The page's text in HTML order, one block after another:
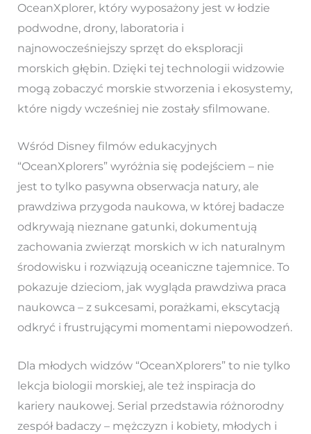
OceanXplorer, który wyposażony jest w łodzie
podwodne, drony, laboratoria i
najnowocześniejszy sprzęt do eksploracji
morskich głębin. Dzięki tej technologii widzowie
mogą zobaczyć morskie stworzenia i ekosystemy,
które nigdy wcześniej nie zostały sfilmowane.
Wśród Disney filmów edukacyjnych
“OceanXplorers” wyróżnia się podejściem – nie
jest to tylko pasywna obserwacja natury, ale
prawdziwa przygoda naukowa, w której badacze
odkrywają nieznane gatunki, dokumentują
zachowania zwierząt morskich w ich naturalnym
środowisku i rozwiązują oceaniczne tajemnice. To
pokazuje dzieciom, jak wygląda prawdziwa praca
naukowca – z sukcesami, porażkami, ekscytacją
odkryć i frustrującymi momentami niepowodzeń.
Dla młodych widzów “OceanXplorers” to nie tylko
lekcja biologii morskiej, ale też inspiracja do
kariery naukowej. Serial przedstawia różnorodny
zespół badaczy – mężczyzn i kobiety, młodych i